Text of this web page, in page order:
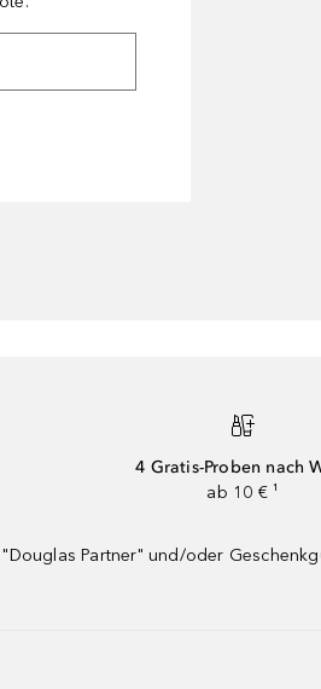
4 Gratis-Proben nach
ab 10 € ¹
Partner" und/oder